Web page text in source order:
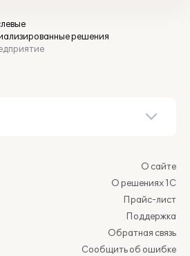
решения
О сайте
О решениях 1С
Прайс-лист
Поддержка
Обратная связь
Сообщить об ошибке